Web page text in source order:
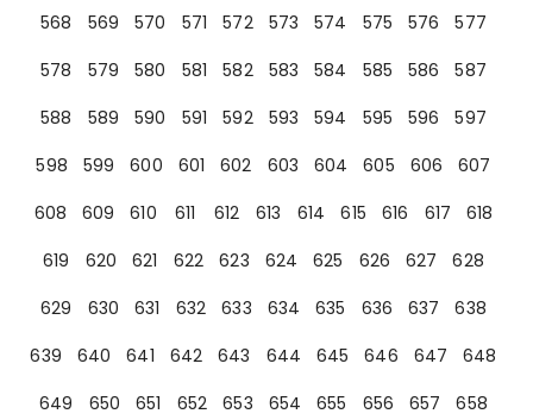
568
569 570 571 572 573 574 575 576
577
578
579 580 581 582 583 584 585 586
587
588
589 590 591 592 593 594 595 596
597
598
599 600 601 602 603 604 605 606
607
608
609 610 611 612 613 614 615 616 617
618
619
620 621 622 623 624 625 626 627
628
629
630 631 632 633 634 635 636 637
638
639
640 641 642 643 644 645 646 647
648
649
650 651 652 653 654 655 656 657
658